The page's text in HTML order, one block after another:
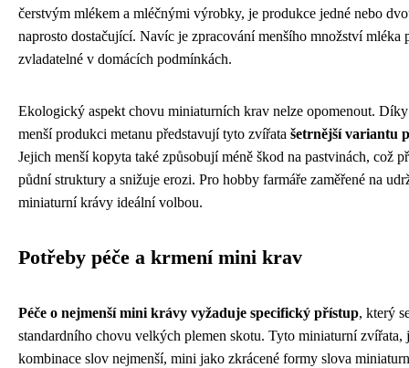
čerstvým mlékem a mléčnými výrobky, je produkce jedné nebo
naprosto dostačující. Navíc je zpracování menšího množství mléka
zvladatelné v domácích podmínkách.
Ekologický aspekt chovu miniaturních krav nelze opomenout.
menší produkci metanu představují tyto zvířata šetrnější variantu
Jejich menší kopyta také způsobují méně škod na pastvinách, což
půdní struktury a snižuje erozi. Pro hobby farmáře zaměřené na
miniaturní krávy ideální volbou.
Potřeby péče a krmení mini krav
Péče o nejmenší mini krávy vyžaduje specifický přístup, který
standardního chovu velkých plemen skotu. Tyto miniaturní zvířata,
kombinace slov nejmenší, mini jako zkrácené formy slova